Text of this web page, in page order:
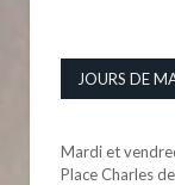
JOURS DE
Mardi et
Place Charles